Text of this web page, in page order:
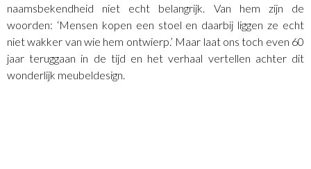
naamsbekendheid niet echt belangrijk. Van hem zijn de
woorden: ‘Mensen kopen een stoel en daarbij liggen ze echt
niet wakker van wie hem ontwierp.’ Maar laat ons toch even 60
jaar teruggaan in de tijd en het verhaal vertellen achter dit
wonderlijk meubeldesign.